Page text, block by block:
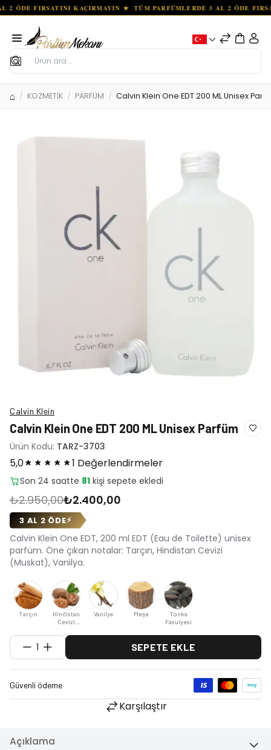
Ara
KOZMETİK PARFÜM Calvin Klein One EDT 200 ML Unisex
Calvin Klein
Calvin Klein One EDT 200 ML Unisex Parfüm
Ürün Kodu: TARZ-3703
5,0 1 Değerlendirmeler
Son 24 saatte 22 adet satıldı
₺2.950,00₺2.400,00
3 AL 2 ÖDE⚡
Calvin Klein One EDT, 200 ml EDT (Eau de Toilette) unisex
parfüm. Öne çıkan notalar: Tarçın, Hindistan Cevizi
(Muskat), Vanilya.
Tarçın
Hindistan
Cevizi
Vanilya Meşe
Tonka
Fasulyesi
1 SEPETE EKLE
Karşılaştır
Açıklama